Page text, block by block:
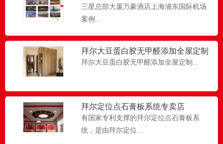
三星总部大厦万豪酒店上海浦东国际机场
案例...
拜尔大豆蛋白胶无甲醛添加全屋定制
拜尔大豆蛋白胶无甲醛添加全屋定制...
拜尔定位点石膏板系统专卖店
有国家专利支撑的拜尔定位点石膏板系
统，是由拜尔定位...